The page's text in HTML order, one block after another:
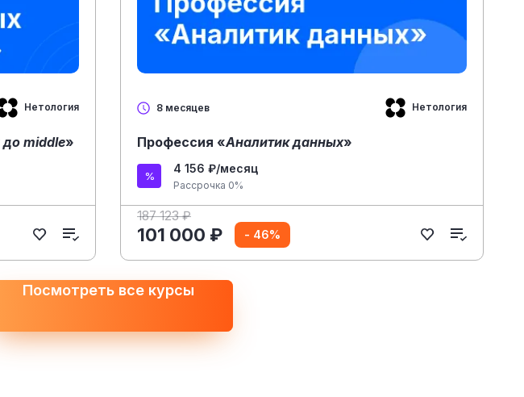
Нетология
middle»
8 месяцев Нетология
Профессия «Аналитик данных»
4 156 ₽/месяц
Рассрочка 0%
187 123 ₽
101 000 ₽ - 46%
Посмотреть все курсы